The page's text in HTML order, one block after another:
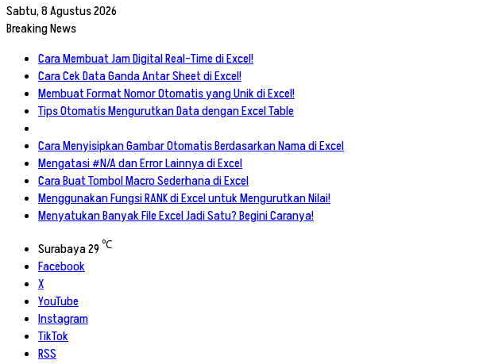
Sabtu, 8 Agustus 2026
Breaking News
Cara Membuat Jam Digital Real-Time di Excel!
Cara Cek Data Ganda Antar Sheet di Excel!
Membuat Format Nomor Otomatis yang Unik di Excel!
Tips Otomatis Mengurutkan Data dengan Excel Table
Cara Menyisipkan Gambar Otomatis Berdasarkan Nama di Excel
Mengatasi #N/A dan Error Lainnya di Excel
Cara Buat Tombol Macro Sederhana di Excel
Menggunakan Fungsi RANK di Excel untuk Mengurutkan Nilai!
Menyatukan Banyak File Excel Jadi Satu? Begini Caranya!
Surabaya29℃
Facebook
X
YouTube
Instagram
TikTok
RSS